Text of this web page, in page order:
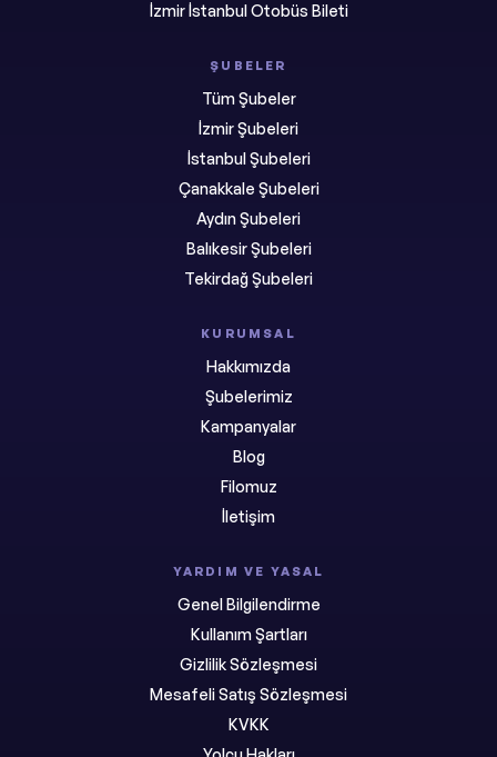
İzmir İstanbul Otobüs Bileti
ŞUBELER
Tüm Şubeler
İzmir Şubeleri
İstanbul Şubeleri
Çanakkale Şubeleri
Aydın Şubeleri
Balıkesir Şubeleri
Tekirdağ Şubeleri
KURUMSAL
Hakkımızda
Şubelerimiz
Kampanyalar
Blog
Filomuz
İletişim
YARDIM VE YASAL
Genel Bilgilendirme
Kullanım Şartları
Gizlilik Sözleşmesi
Mesafeli Satış Sözleşmesi
KVKK